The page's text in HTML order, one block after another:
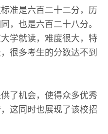
准是六百二十二分，历
，也是六百二十八分。
学就读，难度很大，特
很多考生的分数达不到
了机会，使得众多优秀
这同时也展现了该校招